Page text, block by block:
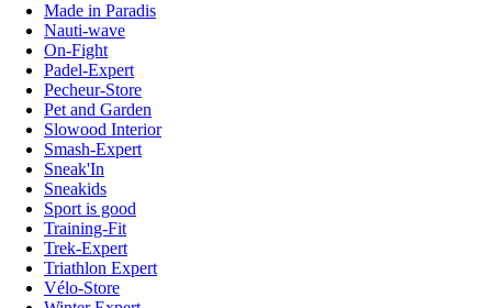
Made in Paradis
Nauti-wave
On-Fight
Padel-Expert
Pecheur-Store
Pet and Garden
Slowood Interior
Smash-Expert
Sneak'In
Sneakids
Sport is good
Training-Fit
Trek-Expert
Triathlon Expert
Vélo-Store